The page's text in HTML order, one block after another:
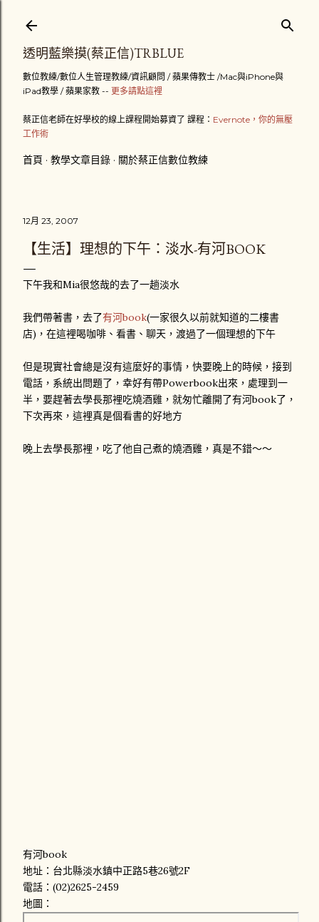
透明藍樂摸(蔡正信)TRBLUE
數位教練/數位人生管理教練/資訊顧問 / 蘋果傳教士 /Mac與iPhone與
iPad教學 / 蘋果家教 -- 更多請點這裡
蔡正信老師在好學校的線上課程開始募資了 課程： Evernote，你的無壓
工作術
首頁 教學文章目錄 關於蔡正信數位教練
12月 23, 2007
【生活】理想的下午：淡水-有河BOOK
下午我和Mia很悠哉的去了一趟淡水
我們帶著書，去了有河book(一家很久以前就知道的二樓書
店)，在這裡喝咖啡、看書、聊天，渡過了一個理想的下午
但是現實社會總是沒有這麼好的事情，快要晚上的時候，接到
電話，系統出問題了，幸好有帶Powerbook出來，處理到一
半，要趕著去學長那裡吃燒酒雞，就匆忙離開了有河book了，
下次再來，這裡真是個看書的好地方
晚上去學長那裡，吃了他自己煮的燒酒雞，真是不錯～～
有河book
地址：台北縣淡水鎮中正路5巷26號2F
電話：(02)2625-2459
地圖：